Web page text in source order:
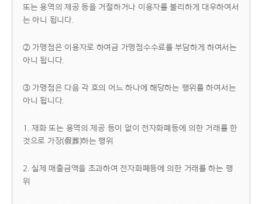
또는 용역의 제공 등을 거절하거나 이용자를 불리하게 대우하여서
는 아니 됩니다.
② 가맹점은 이용자로 하여금 가맹점수수료를 부담하게 하여서는
아니 됩니다.
③ 가맹점은 다음 각 호의 어느 하나에 해당하는 행위를 하여서는
아니 됩니다.
1. 재화 또는 용역의 제공 등이 없이 전자화폐등에 의한 거래를 한
것으로 가장(假葬)하는 행위
2. 실제 매출금액을 초과하여 전자화폐등에 의한 거래를 하는 행
위